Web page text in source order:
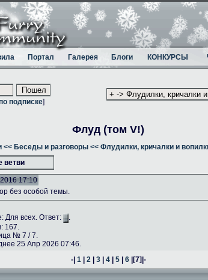
Портал Галерея Блоги КОНКУРСЫ
подписке]
Флуд (том V!)
<< Беседы и разговоры << Флудилки, кричалки и
ветви
17:10
без особой темы.
Для всех. Ответ:
.
167.
№ 7 / 7.
25 Апр 2026 07:46.
-| 1| 2| 3| 4| 5| 6|[7]|-